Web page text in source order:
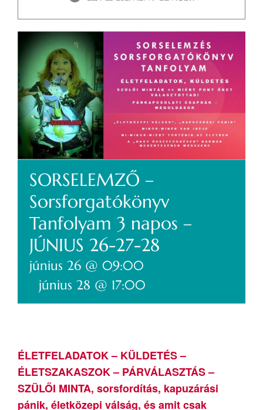
SORSELEMZŐ –
Sorsforgatókönyv
Tanfolyam 3 napos –
JÚNIUS 26-27-28
június 26 @ 09:00
június 28 @ 17:00
ÉLETFELADATOK – KÜLDETÉS –
ÉLETSZAKASZOK – PÁRVÁLASZTÁS –
SZÜLŐI MINTA, sorsfordítás, kapuzárási
pánik, életközepi válság, és amit csak